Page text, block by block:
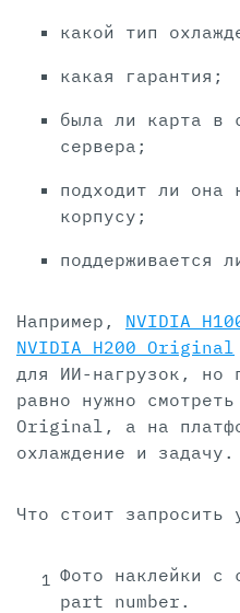
какой тип
какая гарантия;
была ли карта в
сервера;
подходит ли она
корпусу;
поддерживается
Например, NVIDIA
NVIDIA H200 Original
для ИИ-нагрузок, но
равно нужно
Original, а на
охлаждение и задачу.
Что стоит запросить
Фото наклейки с
part number.